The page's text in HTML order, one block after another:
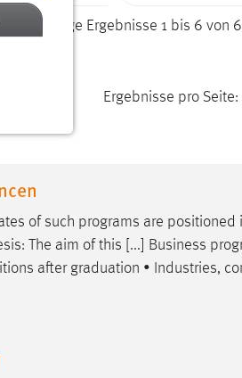
Zeige Ergebnisse 1 bis 6 von
Ergebnisse pro Seite:
of such programs are positioned
The aim of this [...] Business
after graduation • Industries,